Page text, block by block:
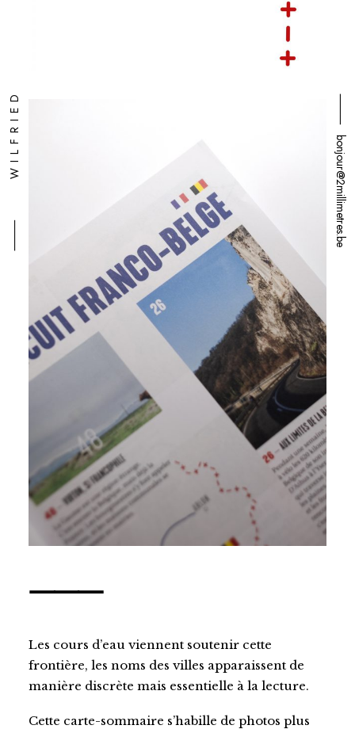
⸻
Les cours d’eau viennent soutenir cette
frontière, les noms des villes apparaissent de
manière discrète mais essentielle à la lecture.
Cette carte-sommaire s’habille de photos plus
⸻ WILFRIED ⸻ bonjour@2millimetres.be